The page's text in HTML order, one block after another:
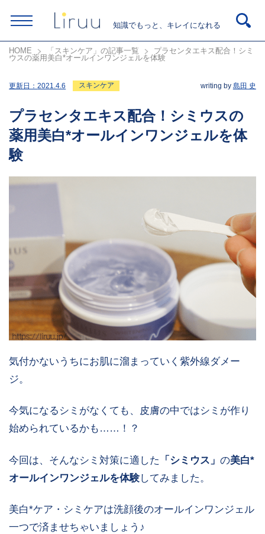
知識でもっと、キレイになれる
HOME 「スキンケア」の記事一覧
プラセンタエキス配合！シミ
ウスの薬用美白*オールインワンジェルを体験
更新日：2021.4.6 スキンケア writing by 島田 史
プラセンタエキス配合！シミウスの
薬用美白*オールインワンジェルを体
験
気付かないうちにお肌に溜まっていく紫外線ダメー
ジ。
今気になるシミがなくても、皮膚の中ではシミが作り
始められているかも……！？
今回は、そんなシミ対策に適した 「シミウス」の美白*
オールインワンジェルを体験してみました。
美白*ケア・シミケアは洗顔後のオールインワンジェル
一つで済ませちゃいましょう♪